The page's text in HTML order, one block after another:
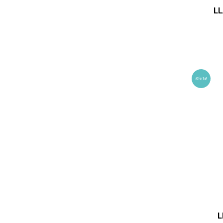
¡Oferta!